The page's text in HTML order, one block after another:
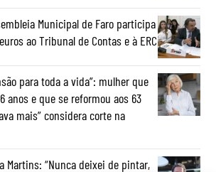
Municipal de Faro participa
ao Tribunal de Contas e à ERC
para toda a vida”: mulher que
anos e que se reformou aos 63
mais” considera corte na
Martins: “Nunca deixei de pintar,